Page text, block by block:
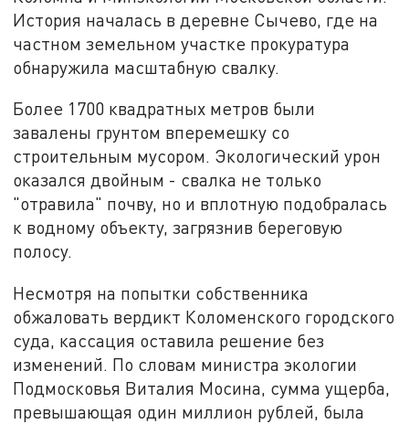
История началась в деревне Сычево, где на
частном земельном участке прокуратура
обнаружила масштабную свалку.
Более 1700 квадратных метров были
завалены грунтом вперемешку со
строительным мусором. Экологический урон
оказался двойным - свалка не только
"отравила" почву, но и вплотную подобралась
к водному объекту, загрязнив береговую
полосу.
Несмотря на попытки собственника
обжаловать вердикт Коломенского городского
суда, кассация оставила решение без
изменений. По словам министра экологии
Подмосковья Виталия Мосина, сумма ущерба,
превышающая один миллион рублей, была